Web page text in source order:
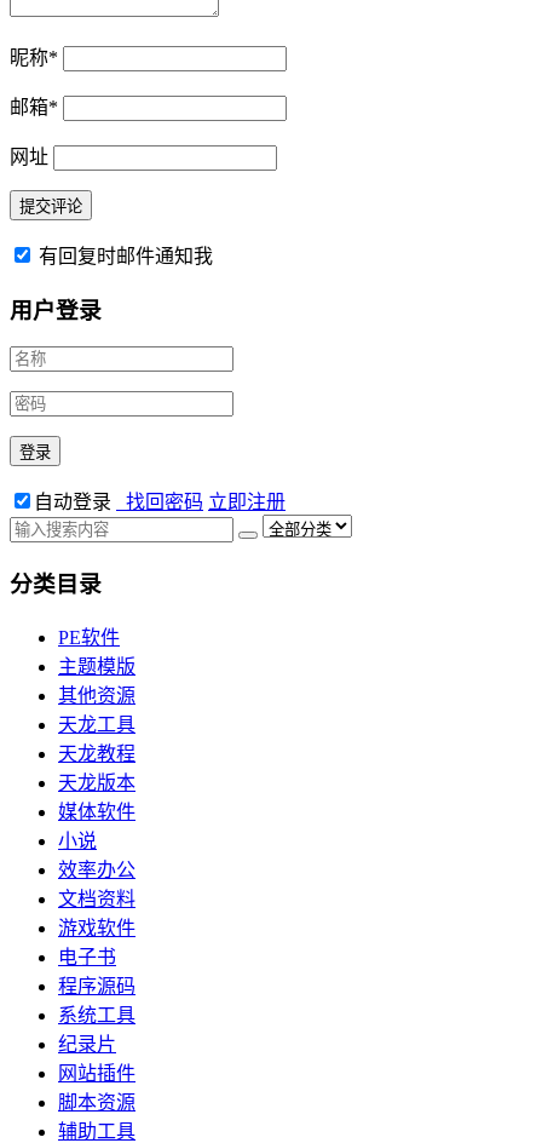
昵称*
邮箱*
网址
有回复时邮件通知我
用户登录
自动登录 找回密码 立即注册
分类目录
PE软件
主题模版
其他资源
天龙工具
天龙教程
天龙版本
媒体软件
小说
效率办公
文档资料
游戏软件
电子书
程序源码
系统工具
纪录片
网站插件
脚本资源
辅助工具